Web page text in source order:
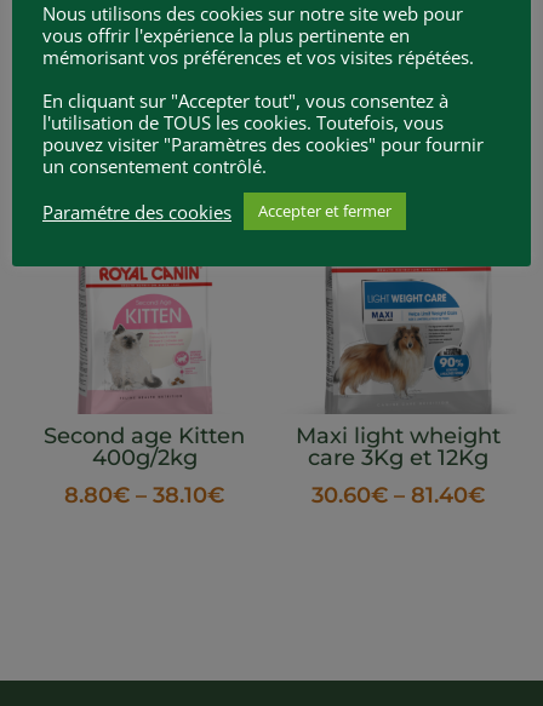
Kitten mousse
12×0.85kg
23.00€
Regular Sterilised 7+
1.5Kg/3.5Kg
26.50€–52.60
Second age Kitten
400g/2kg
8.80€ –38.10€
Maxi light wheight
care 3Kg et 12Kg
30.60€ –81.40€
Nous utilisons des cookies sur notre site web pour
vous offrir l'expérience la plus pertinente en
mémorisant vos préférences et vos visites répétées.
En cliquant sur "Accepter tout", vous consentez à
l'utilisation de TOUS les cookies. Toutefois, vous
pouvez visiter "Paramètres des cookies" pour fournir
un consentement contrôlé.
Paramétre des cookies
Accepter et fermer